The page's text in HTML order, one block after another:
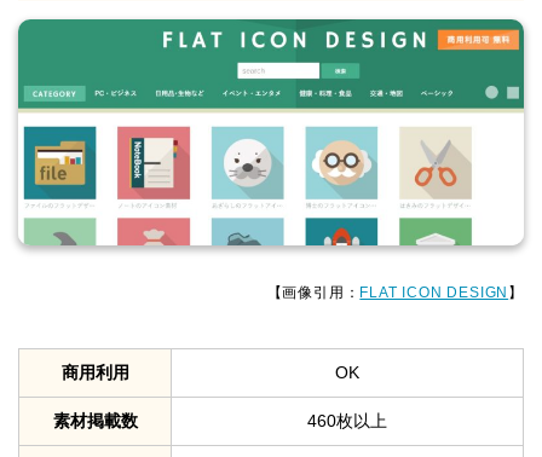
【画像引用： FLAT ICON DESIGN 】
商用利用 OK
素材掲載数 460枚以上